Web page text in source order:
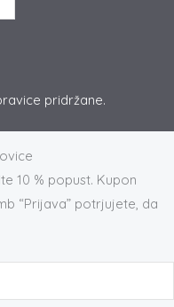
pridržane.
10 % popust. Kupon
“Prijava” potrjujete, da